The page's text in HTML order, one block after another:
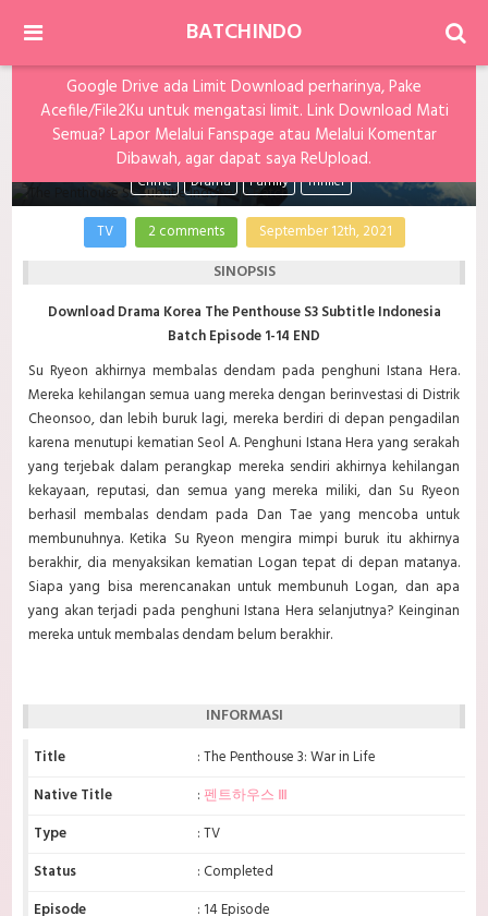
BATCHINDO
Google Drive ada Limit Download perharinya, Pake
Acefile/File2Ku untuk mengatasi limit. Link Download Mati
Semua? Lapor Melalui Fanspage atau Melalui Komentar
Dibawah, agar dapat saya ReUpload.
The Penthouse S3 Subtitle Indonesia Batch
Crime Drama Family Thriller
TV 2 comments September 12th, 2021
SINOPSIS
Download Drama Korea The Penthouse S3 Subtitle Indonesia
Batch Episode 1-14 END
Su Ryeon akhirnya membalas dendam pada penghuni Istana Hera.
Mereka kehilangan semua uang mereka dengan berinvestasi di Distrik
Cheonsoo, dan lebih buruk lagi, mereka berdiri di depan pengadilan
karena menutupi kematian Seol A. Penghuni Istana Hera yang serakah
yang terjebak dalam perangkap mereka sendiri akhirnya kehilangan
kekayaan, reputasi, dan semua yang mereka miliki, dan Su Ryeon
berhasil membalas dendam pada Dan Tae yang mencoba untuk
membunuhnya. Ketika Su Ryeon mengira mimpi buruk itu akhirnya
berakhir, dia menyaksikan kematian Logan tepat di depan matanya.
Siapa yang bisa merencanakan untuk membunuh Logan, dan apa
yang akan terjadi pada penghuni Istana Hera selanjutnya? Keinginan
mereka untuk membalas dendam belum berakhir.
INFORMASI
Title
: The Penthouse 3: War in Life
Native Title
: 펜트하우스 Ⅲ
Type
: TV
Status
: Completed
Episode
: 14 Episode